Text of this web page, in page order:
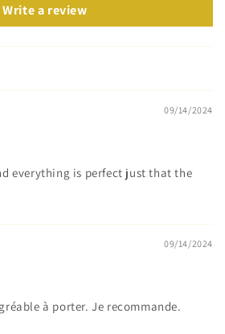
Write a review
09/14/2024
everything is perfect just that the
09/14/2024
à porter. Je recommande.